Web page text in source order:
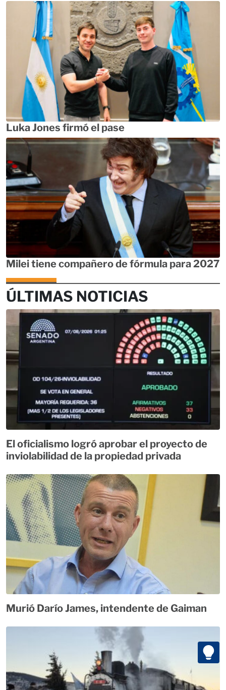
Luka Jones firmó el pase
Milei tiene compañero de fórmula para 2027
ÚLTIMAS NOTICIAS
El oficialismo logró aprobar el proyecto de
inviolabilidad de la propiedad privada
Murió Darío James, intendente de Gaiman